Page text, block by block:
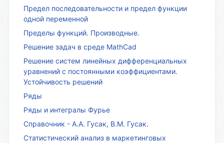
Предел последовательности и предел функции
одной переменной
Пределы функций. Производные.
Решение задач в среде MathCad
Решение систем линейных дифференциальных
уравнений с постоянными коэффициентами.
Устойчивость решений
Ряды
Ряды и интегралы Фурье
Справочник - А.А. Гусак, В.М. Гусак.
Статистический анализ в маркетинговых